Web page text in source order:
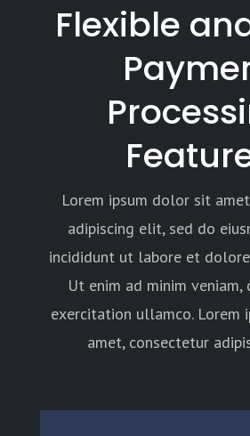
Flexible
Lorem ipsum dolor sit
adipiscing elit, sed do
incididunt ut labore et
Ut enim ad minim veniam,
exercitation ullamco. Lorem
amet, consectetur